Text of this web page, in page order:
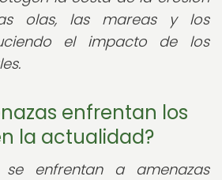
olas, las mareas y los
el impacto de los
enfrentan los
la actualidad?
enfrentan a amenazas